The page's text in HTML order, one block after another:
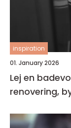
inspiration
01. January 2026
Lej en
renovering,